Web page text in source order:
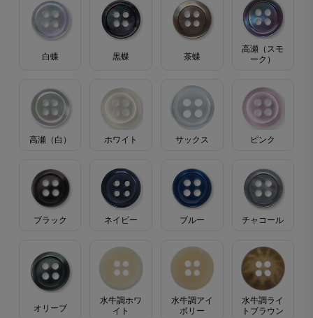
白蝶 黒蝶 茶蝶
高瀬（スモ
ーク）
高瀬（白） ホワイト サックス ピンク
ブラック ネイビー ブルー チャコール
オリーブ
水牛調ホワ
イト
水牛調アイ
ボリー
水牛調ライ
トブラウン